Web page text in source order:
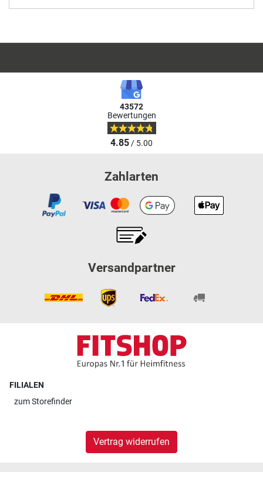
43572
Bewertungen
4.85/ 5.00
Zahlarten
Versandpartner
FILIALEN
zumStorefinder
Vertrag widerrufen